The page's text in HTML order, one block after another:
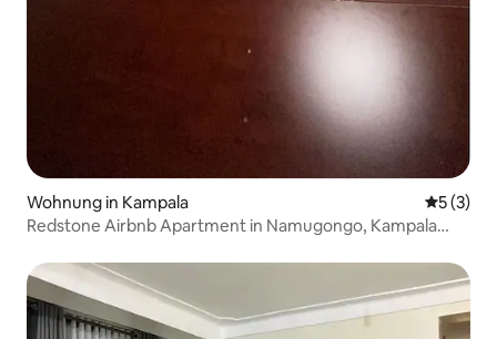
Wohnung in Kampala
5 (3)
Redstone Airbnb Apartment in Namugongo, Kampala